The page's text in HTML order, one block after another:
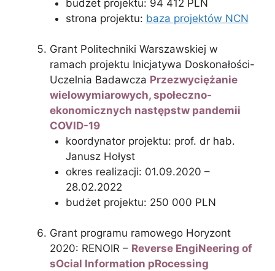
budżet projektu: 94 412 PLN
strona projektu: baza projektów NCN
Grant Politechniki Warszawskiej w
ramach projektu Inicjatywa Doskonałości-
Uczelnia Badawcza Przezwyciężanie
wielowymiarowych, społeczno-
ekonomicznych następstw pandemii
COVID-19
koordynator projektu: prof. dr hab.
Janusz Hołyst
okres realizacji: 01.09.2020 –
28.02.2022
budżet projektu: 250 000 PLN
Grant programu ramowego Horyzont
2020: RENOIR – Reverse EngiNeering of
sOcial Information pRocessing